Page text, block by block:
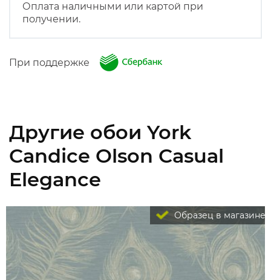
Оплата наличными или картой при
получении.
При поддержке
Другие обои York
Candice Olson Casual
Elegance
Образец в магазине